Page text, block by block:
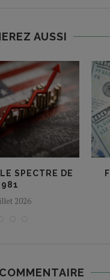
AUSSI
SPECTRE DE
2026